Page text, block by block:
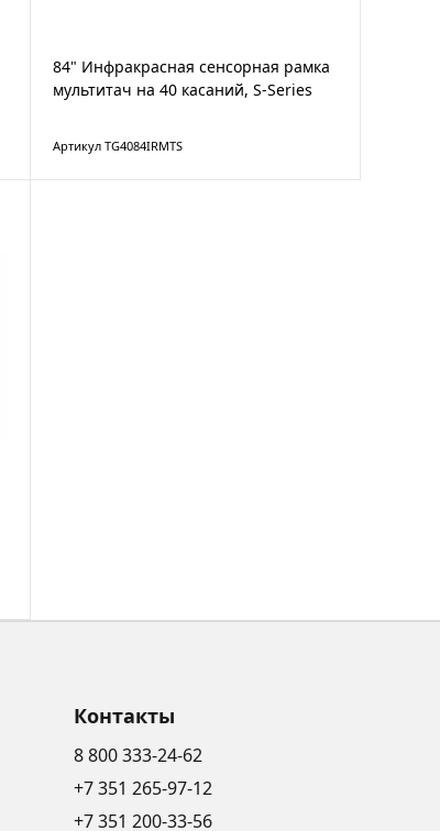
84" Инфракрасная сенсорная рамка
мультитач на 40 касаний, S-Series
Артикул TG4084IRMTS
Контакты
8 800 333-24-62
+7 351 265-97-12
+7 351 200-33-56